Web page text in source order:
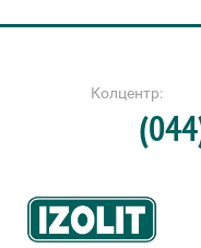
Колцентр: